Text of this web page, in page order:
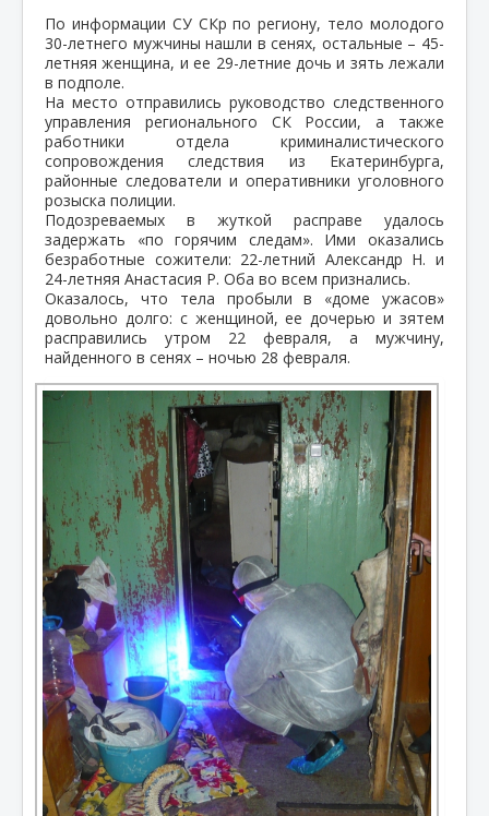
По информации СУ СКр по региону, тело молодого
30-летнего мужчины нашли в сенях, остальные – 45-
летняя женщина, и ее 29-летние дочь и зять лежали
в подполе.
На место отправились руководство следственного
управления регионального СК России, а также
работники отдела криминалистического
сопровождения следствия из Екатеринбурга,
районные следователи и оперативники уголовного
розыска полиции.
Подозреваемых в жуткой расправе удалось
задержать «по горячим следам». Ими оказались
безработные сожители: 22-летний Александр Н. и
24-летняя Анастасия Р. Оба во всем признались.
Оказалось, что тела пробыли в «доме ужасов»
довольно долго: с женщиной, ее дочерью и зятем
расправились утром 22 февраля, а мужчину,
найденного в сенях – ночью 28 февраля.